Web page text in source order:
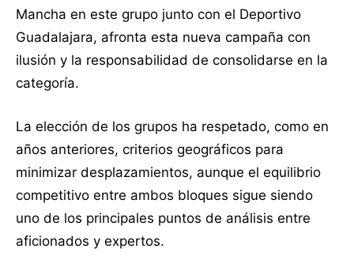
Mancha en este grupo junto con el Deportivo
Guadalajara, afronta esta nueva campaña con
ilusión y la responsabilidad de consolidarse en la
categoría.
La elección de los grupos ha respetado, como en
años anteriores, criterios geográficos para
minimizar desplazamientos, aunque el equilibrio
competitivo entre ambos bloques sigue siendo
uno de los principales puntos de análisis entre
aficionados y expertos.